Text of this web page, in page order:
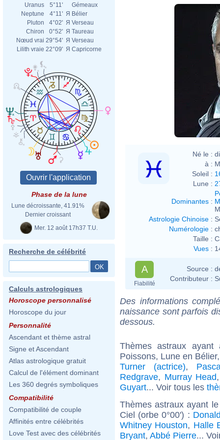
Uranus
5°11'
Gémeaux
Neptune
4°11' Я Bélier
Pluton
4°02' Я Verseau
Chiron
0°52' Я Taureau
Nœud vrai 29°54' Я Verseau
Lilith vraie 22°09' Я Capricorne
Phase de la lune
Lune décroissante, 41.91%
Dernier croissant
Mer. 12 août 17h37 T.U.
Recherche de célébrité
Calculs astrologiques
Horoscope personnalisé
Horoscope du jour
Personnalité
Ascendant et thème astral
Signe et Ascendant
Atlas astrologique gratuit
Calcul de l'élément dominant
Les 360 degrés symboliques
Compatibilité
Compatibilité de couple
Affinités entre célébrités
Love Test avec des célébrités
Eva
Né le :
à :
Soleil :
Lune :
Dominantes :
Astrologie Chinoise :
Numérologie :
Taille :
Vues :
A
Fiabilité
Source :
Contributeur :
Des informations
naissance sont parfois
dessous.
Thèmes astraux
Poissons, Lune en
Turner (actrice),
Redgrave, Murray Head
Guyart... Voir tous les
Thèmes astraux ayant
Ciel (orbe 0°00') :
Whitney Houston, Halle
Bryant, Abbé Pierre...